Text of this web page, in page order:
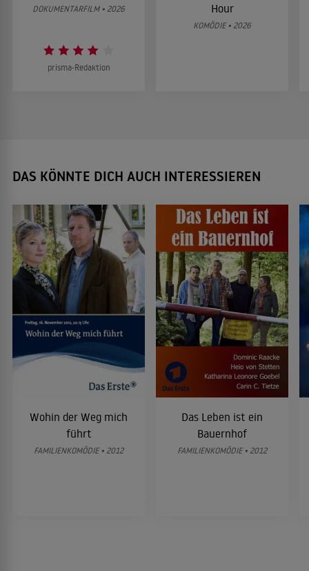
DOKUMENTARFILM • 2026
prisma-Redaktion
Hour
KOMÖDIE • 2026
DAS KÖNNTE DICH AUCH INTERESSIEREN
Wohin der Weg mich
führt
FAMILIENKOMÖDIE • 2012
Das Leben ist ein
Bauernhof
FAMILIENKOMÖDIE • 2012